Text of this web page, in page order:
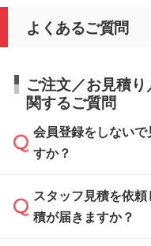
よくあるご質問
ご注文／お見積
関するご質問
会員登録をしない
すか？
可能です。見積・
まま進む』ボタン
スタッフ見積を依
積が届きますか？